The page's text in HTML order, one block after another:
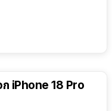
ก iPhone 18 Pro